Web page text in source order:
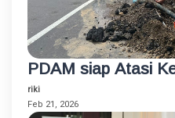
PDAM siap Atasi
riki
Feb 21, 2026